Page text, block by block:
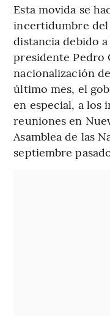
Esta movida se
incertidumbre del
distancia debido
presidente Pedro
nacionalización
último mes, el
en especial, a los
reuniones en
Asamblea de las
septiembre